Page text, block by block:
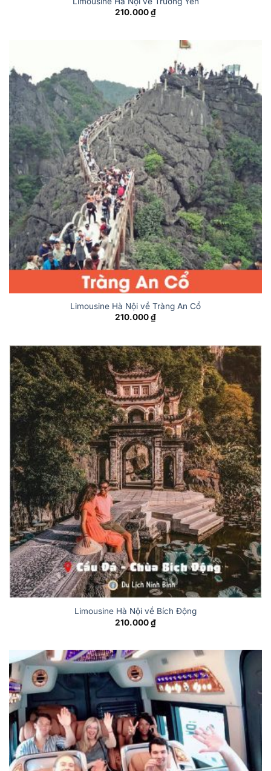
210.000₫
Limousine Hà Nội về Tràng An Cổ
210.000₫
Limousine Hà Nội về Bích Động
210.000₫